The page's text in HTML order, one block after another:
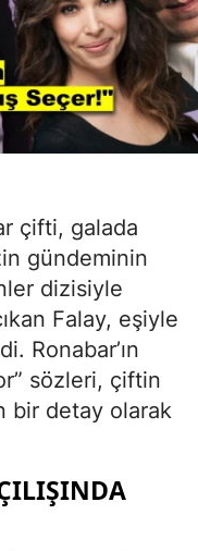
çifti, galada
gündeminin
dizisiyle
Falay, eşiyle
Ronabar’ın
sözleri, çiftin
bir detay olarak